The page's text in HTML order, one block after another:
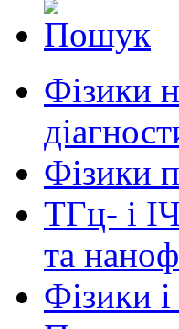
Фізики
Фізики
ТГц- і
та
Фізики